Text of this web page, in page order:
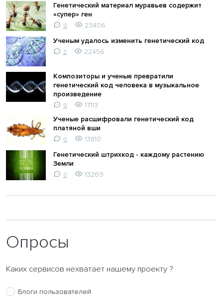
Генетический материал муравьев содержит
«супер» ген
0
23406
Ученым удалось изменить генетический код
2 22456
Композиторы и ученые превратили
генетический код человека в музыкальное
произведение
0
17113
Ученые расшифровали генетический код
платяной вши
0
13810
Генетический штрихкод - каждому растению
Земли
0 13269
Опросы
Каких сервисов нехватает нашему проекту ?
Блоги пользователей